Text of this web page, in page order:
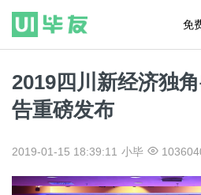
免
2019四川新经济独
告重磅发布
2019-01-15 18:39:11 小毕